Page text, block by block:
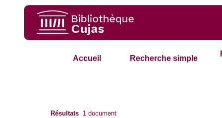
Accueil Recherche simple
Résultats 1 document